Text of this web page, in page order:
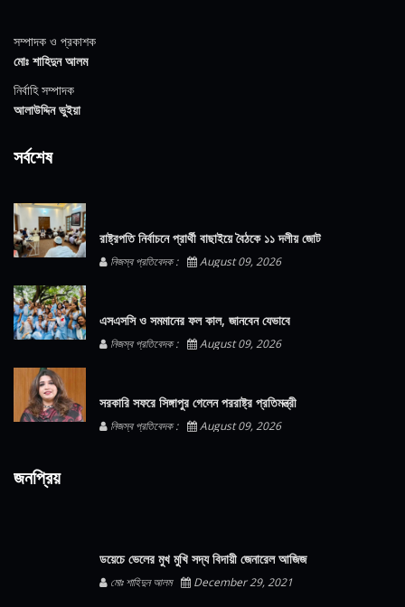
সম্পাদক ও প্রকাশক
মোঃ শাহিদুন আলম
নির্বাহি সম্পাদক
আলাউদ্দিন ভুইয়া
সর্বশেষ
রাষ্ট্রপতি নির্বাচনে প্রার্থী বাছাইয়ে বৈঠকে ১১ দলীয় জোট
নিজস্ব প্রতিবেদক : August 09, 2026
এসএসসি ও সমমানের ফল কাল, জানবেন যেভাবে
নিজস্ব প্রতিবেদক : August 09, 2026
সরকারি সফরে সিঙ্গাপুর গেলেন পররাষ্ট্র প্রতিমন্ত্রী
নিজস্ব প্রতিবেদক : August 09, 2026
জনপ্রিয়
ডয়েচে ভেলের মুখ মুখি সদ্য বিদায়ী জেনারেল আজিজ
মোঃ শাহিদুন আলম December 29, 2021